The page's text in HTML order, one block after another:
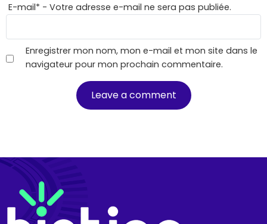
E-mail* - Votre adresse e-mail ne sera pas publiée.
Enregistrer mon nom, mon e-mail et mon site dans le
navigateur pour mon prochain commentaire.